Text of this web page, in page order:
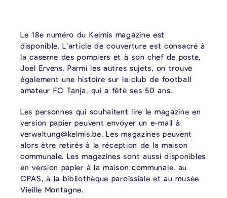
Le 18e numéro du Kelmis magazine est
disponible. L’article de couverture est consacré à
la caserne des pompiers et à son chef de poste,
Joel Ervens. Parmi les autres sujets, on trouve
également une histoire sur le club de football
amateur FC Tanja, qui a fêté ses 50 ans.
Les personnes qui souhaitent lire le magazine en
version papier peuvent envoyer un e-mail à
verwaltung@kelmis.be. Les magazines peuvent
alors être retirés à la réception de la maison
communale. Les magazines sont aussi disponibles
en version papier à la maison communale, au
CPAS, à la bibliothèque paroissiale et au musée
Vieille Montagne.